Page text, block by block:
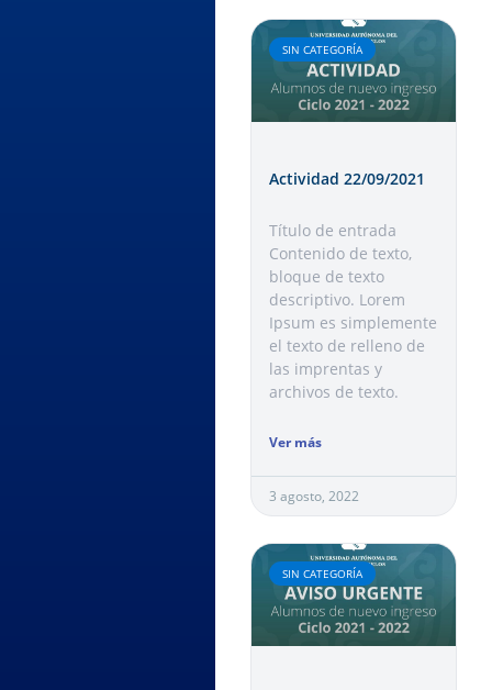
SIN CATEGORÍA
Actividad 22/09/2021
Título de entrada
Contenido de texto,
bloque de texto
descriptivo. Lorem
Ipsum es simplemente
el texto de relleno de
las imprentas y
archivos de texto.
Ver más
3 agosto, 2022
SIN CATEGORÍA